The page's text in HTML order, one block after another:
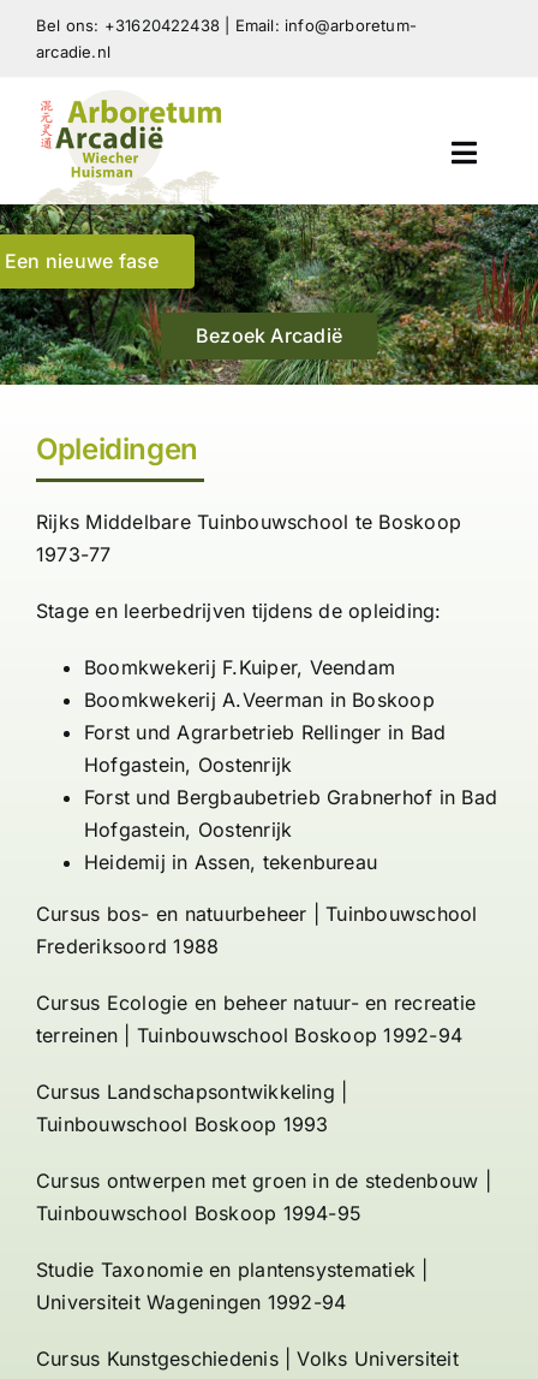
SkipBel ons: +31620422438 | Email: info@arboretum-
arcadie.nl
Arboretum Arcadië
Beplanting Arboretum
Tuinontwerp en advies
Nieuws en Publicaties
Een nieuwe fase
Bezoek Arcadië
Opleidingen
Rijks Middelbare Tuinbouwschool te Boskoop
1973-77
Stage en leerbedrijven tijdens de opleiding:
Boomkwekerij F.Kuiper, Veendam
Boomkwekerij A.Veerman in Boskoop
Forst und Agrarbetrieb Rellinger in Bad
Hofgastein, Oostenrijk
Forst und Bergbaubetrieb Grabnerhof in Bad
Hofgastein, Oostenrijk
Heidemij in Assen, tekenbureau
Cursus bos- en natuurbeheer | Tuinbouwschool
Frederiksoord 1988
Cursus Ecologie en beheer natuur- en recreatie
terreinen | Tuinbouwschool Boskoop 1992-94
Cursus Landschapsontwikkeling |
Tuinbouwschool Boskoop 1993
Cursus ontwerpen met groen in de stedenbouw |
Tuinbouwschool Boskoop 1994-95
Studie Taxonomie en plantensystematiek |
Universiteit Wageningen 1992-94
Cursus Kunstgeschiedenis | Volks Universiteit